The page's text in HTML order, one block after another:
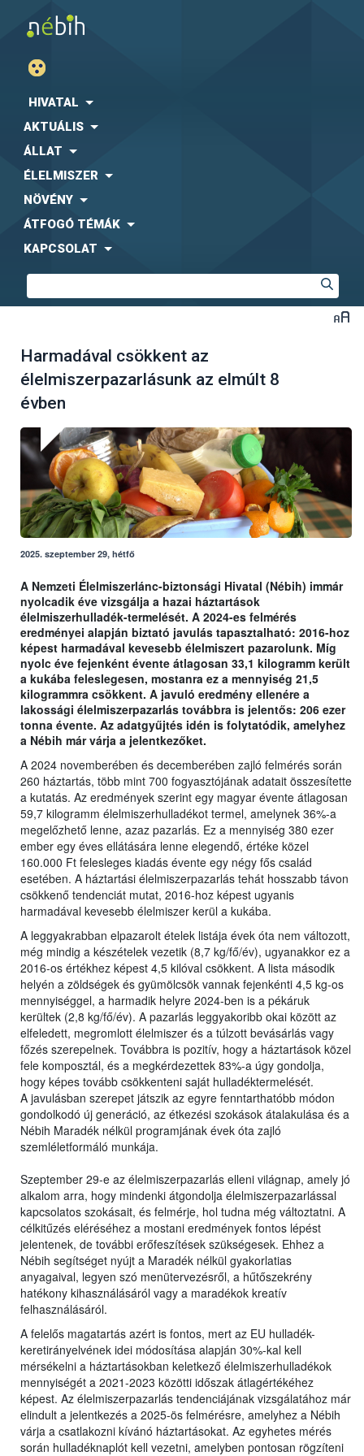
HIVATAL
AKTUÁLIS
ÁLLAT
ÉLELMISZER
NÖVÉNY
ÁTFOGÓ TÉMÁK
KAPCSOLAT
Harmadával csökkent az
élelmiszerpazarlásunk az elmúlt 8
évben
2025. szeptember 29, hétfő
A Nemzeti Élelmiszerlánc-biztonsági Hivatal (Nébih) immár
nyolcadik éve vizsgálja a hazai háztartások
élelmiszerhulladék-termelését. A 2024-es felmérés
eredményei alapján biztató javulás tapasztalható: 2016-hoz
képest harmadával kevesebb élelmiszert pazarolunk. Míg
nyolc éve fejenként évente átlagosan 33,1 kilogramm került
a kukába feleslegesen, mostanra ez a mennyiség 21,5
kilogrammra csökkent. A javuló eredmény ellenére a
lakossági élelmiszerpazarlás továbbra is jelentős: 206 ezer
tonna évente. Az adatgyűjtés idén is folytatódik, amelyhez
a Nébih már várja a jelentkezőket.
A 2024 novemberében és decemberében zajló felmérés során
260 háztartás, több mint 700 fogyasztójának adatait összesítette
a kutatás. Az eredmények szerint egy magyar évente átlagosan
59,7 kilogramm élelmiszerhulladékot termel, amelynek 36%-a
megelőzhető lenne, azaz pazarlás. Ez a mennyiség 380 ezer
ember egy éves ellátására lenne elegendő, értéke közel
160.000 Ft felesleges kiadás évente egy négy fős család
esetében. A háztartási élelmiszerpazarlás tehát hosszabb távon
csökkenő tendenciát mutat, 2016-hoz képest ugyanis
harmadával kevesebb élelmiszer kerül a kukába.
A leggyakrabban elpazarolt ételek listája évek óta nem változott,
még mindig a készételek vezetik (8,7 kg/fő/év), ugyanakkor ez a
2016-os értékhez képest 4,5 kilóval csökkent. A lista második
helyén a zöldségek és gyümölcsök vannak fejenkénti 4,5 kg-os
mennyiséggel, a harmadik helyre 2024-ben is a pékáruk
kerültek (2,8 kg/fő/év). A pazarlás leggyakoribb okai között az
elfeledett, megromlott élelmiszer és a túlzott bevásárlás vagy
főzés szerepelnek. Továbbra is pozitív, hogy a háztartások közel
fele komposztál, és a megkérdezettek 83%-a úgy gondolja,
hogy képes tovább csökkenteni saját hulladéktermelését.
A javulásban szerepet játszik az egyre fenntarthatóbb módon
gondolkodó új generáció, az étkezési szokások átalakulása és a
Nébih Maradék nélkül programjának évek óta zajló
szemléletformáló munkája.
Szeptember 29-e az élelmiszerpazarlás elleni világnap, amely jó
alkalom arra, hogy mindenki átgondolja élelmiszerpazarlással
kapcsolatos szokásait, és felmérje, hol tudna még változtatni. A
célkitűzés eléréséhez a mostani eredmények fontos lépést
jelentenek, de további erőfeszítések szükségesek. Ehhez a
Nébih segítséget nyújt a Maradék nélkül gyakorlatias
anyagaival, legyen szó menütervezésről, a hűtőszekrény
hatékony kihasználásáról vagy a maradékok kreatív
felhasználásáról.
A felelős magatartás azért is fontos, mert az EU hulladék-
keretirányelvének idei módosítása alapján 30%-kal kell
mérsékelni a háztartásokban keletkező élelmiszerhulladékok
mennyiségét a 2021-2023 közötti időszak átlagértékéhez
képest. Az élelmiszerpazarlás tendenciájának vizsgálatához már
elindult a jelentkezés a 2025-ös felmérésre, amelyhez a Nébih
várja a csatlakozni kívánó háztartásokat. Az egyhetes mérés
során hulladéknaplót kell vezetni, amelyben pontosan rögzíteni